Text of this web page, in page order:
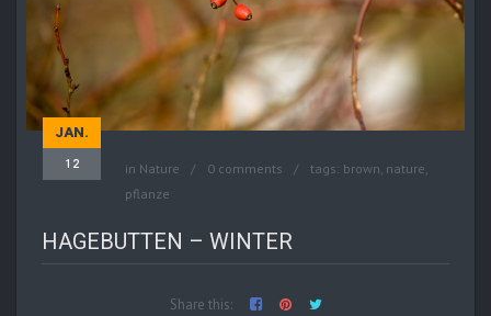
JAN.
12 in Nature 0 comments tags: brown, nature,
pflanze
HAGEBUTTEN – WINTER
Share this: